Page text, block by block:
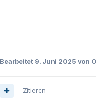
Bearbeitet 9. Juni 2025 von
Zitieren